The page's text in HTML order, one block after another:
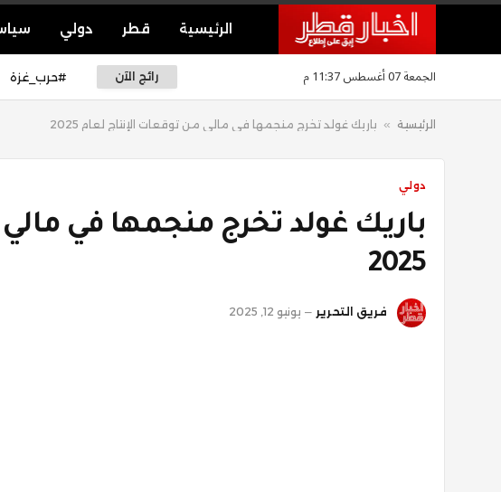
الرئيسية قطر دولي
الجمعة 07 أغسطس 11:37 م رائج الآن #حرب_غزة
الرئيسية » باريك غولد تخرج منجمها في مالي من توقعات الإنتاج لعام 2025
دولي
باريك غولد تخرج منجمها في
2025
فريق التحرير يونيو 12, 2025